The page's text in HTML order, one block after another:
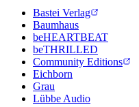
Bastei Verlag
Baumhaus
beHEARTBEAT
beTHRILLED
Community Editions
Eichborn
Grau
Lübbe Audio